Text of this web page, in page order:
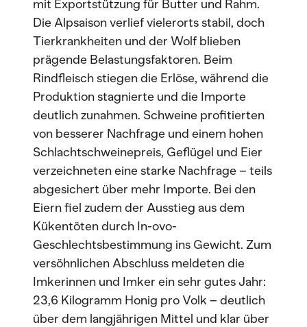
mit Exportstützung für Butter und Rahm.
Die Alpsaison verlief vielerorts stabil, doch
Tierkrankheiten und der Wolf blieben
prägende Belastungsfaktoren. Beim
Rindfleisch stiegen die Erlöse, während die
Produktion stagnierte und die Importe
deutlich zunahmen. Schweine profitierten
von besserer Nachfrage und einem hohen
Schlachtschweinepreis, Geflügel und Eier
verzeichneten eine starke Nachfrage – teils
abgesichert über mehr Importe. Bei den
Eiern fiel zudem der Ausstieg aus dem
Kükentöten durch In-ovo-
Geschlechtsbestimmung ins Gewicht. Zum
versöhnlichen Abschluss meldeten die
Imkerinnen und Imker ein sehr gutes Jahr:
23,6 Kilogramm Honig pro Volk – deutlich
über dem langjährigen Mittel und klar über